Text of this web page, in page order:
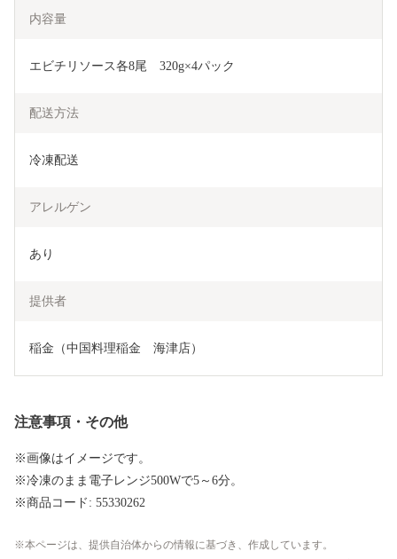
内容量
エビチリソース各8尾　320g×4パック
配送方法
冷凍配送
アレルゲン
あり
提供者
稲金（中国料理稲金　海津店）
注意事項・その他
※画像はイメージです。
※冷凍のまま電子レンジ500Wで5～6分。
※商品コード: 55330262
本ページは、提供自治体からの情報に基づき、作成しています。